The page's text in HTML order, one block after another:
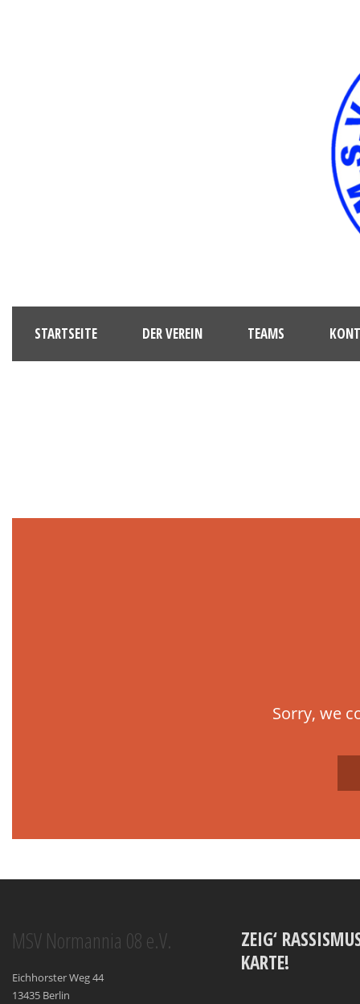
STARTSEITE DER VEREIN TEAMS
Sorry, we
MSV Normannia 08 e.V.
Eichhorster Weg 44
13435 Berlin
ZEIG‘
KARTE!